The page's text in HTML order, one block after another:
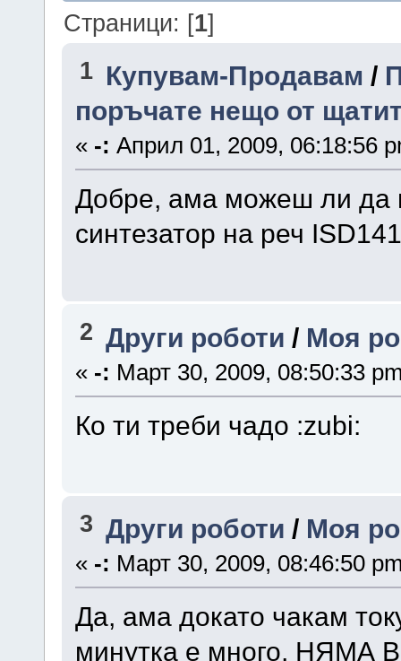
Страници: [1]
1 Купувам-Продавам /
поръчате нещо от
« -: Април 01, 2009, 06:18:56
Добре, ама можеш ли да
синтезатор на реч
2 Други роботи / Моя
« -: Март 30, 2009, 08:50:33
Ко ти треби чадо :zubi:
3 Други роботи / Моя
« -: Март 30, 2009, 08:46:50
Да, ама докато чакам
минутка е много,